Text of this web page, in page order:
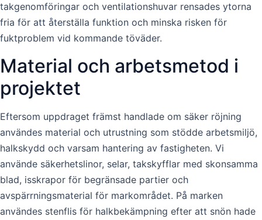
takgenomföringar och ventilationshuvar rensades ytorna
fria för att återställa funktion och minska risken för
fuktproblem vid kommande töväder.
Material och arbetsmetod i
projektet
Eftersom uppdraget främst handlade om säker röjning
användes material och utrustning som stödde arbetsmiljö,
halkskydd och varsam hantering av fastigheten. Vi
använde säkerhetslinor, selar, takskyfflar med skonsamma
blad, isskrapor för begränsade partier och
avspärrningsmaterial för markområdet. På marken
användes stenflis för halkbekämpning efter att snön hade